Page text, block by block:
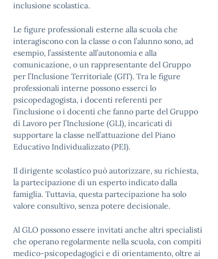
inclusione scolastica.
Le figure professionali esterne alla scuola che
interagiscono con la classe o con l’alunno sono, ad
esempio, l’assistente all’autonomia e alla
comunicazione, o un rappresentante del Gruppo
per l’Inclusione Territoriale (GIT). Tra le figure
professionali interne possono esserci lo
psicopedagogista, i docenti referenti per
l’inclusione o i docenti che fanno parte del Gruppo
di Lavoro per l’Inclusione (GLI), incaricati di
supportare la classe nell’attuazione del Piano
Educativo Individualizzato (PEI).
Il dirigente scolastico può autorizzare, su richiesta,
la partecipazione di un esperto indicato dalla
famiglia. Tuttavia, questa partecipazione ha solo
valore consultivo, senza potere decisionale.
Al GLO possono essere invitati anche altri specialisti
che operano regolarmente nella scuola, con compiti
medico-psicopedagogici e di orientamento, oltre ai